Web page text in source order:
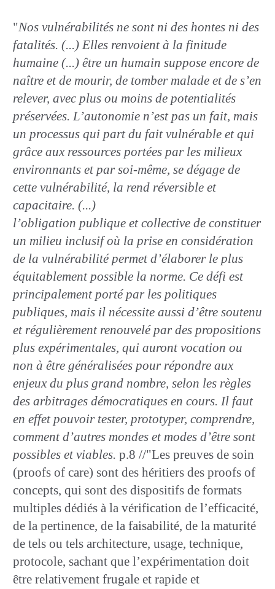
"Nos vulnérabilités ne sont ni des hontes ni des
fatalités. (...) Elles renvoient à la finitude
humaine (...) être un humain suppose encore de
naître et de mourir, de tomber malade et de s’en
relever, avec plus ou moins de potentialités
préservées. L’autonomie n’est pas un fait, mais
un processus qui part du fait vulnérable et qui
grâce aux ressources portées par les milieux
environnants et par soi-même, se dégage de
cette vulnérabilité, la rend réversible et
capacitaire. (...)
l’obligation publique et collective de constituer
un milieu inclusif où la prise en considération
de la vulnérabilité permet d’élaborer le plus
équitablement possible la norme. Ce défi est
principalement porté par les politiques
publiques, mais il nécessite aussi d’être soutenu
et régulièrement renouvelé par des propositions
plus expérimentales, qui auront vocation ou
non à être généralisées pour répondre aux
enjeux du plus grand nombre, selon les règles
des arbitrages démocratiques en cours. Il faut
en effet pouvoir tester, prototyper, comprendre,
comment d’autres mondes et modes d’être sont
possibles et viables. p.8 //"Les preuves de soin
(proofs of care) sont des héritiers des proofs of
concepts, qui sont des dispositifs de formats
multiples dédiés à la vérification de l’efficacité,
de la pertinence, de la faisabilité, de la maturité
de tels ou tels architecture, usage, technique,
protocole, sachant que l’expérimentation doit
être relativement frugale et rapide et